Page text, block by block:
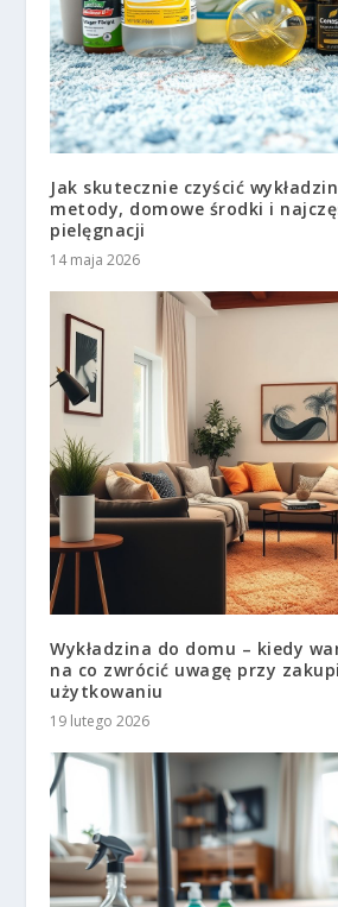
Jak skutecznie czyścić
metody, domowe środki i
pielęgnacji
14 maja 2026
Wykładzina do domu – kiedy
na co zwrócić uwagę przy
użytkowaniu
19 lutego 2026